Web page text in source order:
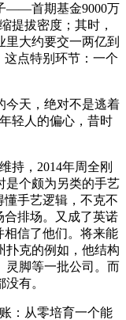
——首期基金9000万
提拔密度；其时，
大约要交一两亿到
点特别环节：一个
天，绝对不是逃着
轻人的偏心，昔时
，2014年周全刚
是个颇为另类的手艺
懂手艺逻辑，不克不
合排场。又成了英诺
相信了他们。将来能
扑克的例如，他结构
灵脚等一批公司。而
有。
：从零培育一个能